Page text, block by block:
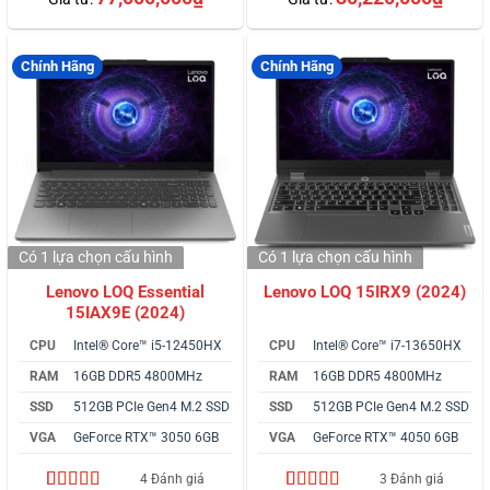
dựa trên
dựa trên
Chính Hãng
Lenovo LOQ Essential
15IAX9E (2024)
CPU
Intel® Core™ i5-12450HX
RAM
16GB DDR5 4800MHz
SSD
512GB PCIe Gen4 M.2 SSD
VGA
GeForce RTX™ 3050 6GB
4 Đánh giá
Có 1 lựa chọn cấu hình
Chính Hãng
Lenovo LOQ 15IRX9 (2024)
CPU
Intel® Core™ i7-13650HX
RAM
16GB DDR5 4800MHz
SSD
512GB PCIe Gen4 M.2 SSD
VGA
GeForce RTX™ 4050 6GB
3 Đánh giá
Có 1 lựa chọn cấu hình